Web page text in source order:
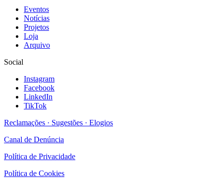
Eventos
Notícias
Projetos
Loja
Arquivo
Social
Instagram
Facebook
LinkedIn
TikTok
Reclamações · Sugestões · Elogios
Canal de Denúncia
Política de Privacidade
Política de Cookies